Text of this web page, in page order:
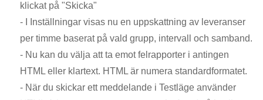
klickat på "Skicka"
- I Inställningar visas nu en uppskattning av leveranser
per timme baserat på vald grupp, intervall och samband.
- Nu kan du välja att ta emot felrapporter i antingen
HTML eller klartext. HTML är numera standardformatet.
- När du skickar ett meddelande i Testläge använder